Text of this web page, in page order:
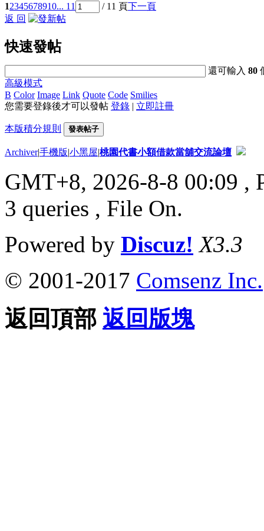
12345678910... 11 / 11 頁下一頁
返 回
快速發帖
還可輸入80
高級模式
B Color Image Link Quote Code Smilies
您需要登錄後才可以發帖 登錄 | 立即註冊
本版積分規則 發表帖子
Archiver|手機版|小黑屋|桃園代書小額借款當舖交流論壇
GMT+8, 2026-8-8 00:09 ,
3 queries , File On.
Powered by Discuz! X3.3
© 2001-2017 Comsenz Inc.
返回頂部 返回版塊